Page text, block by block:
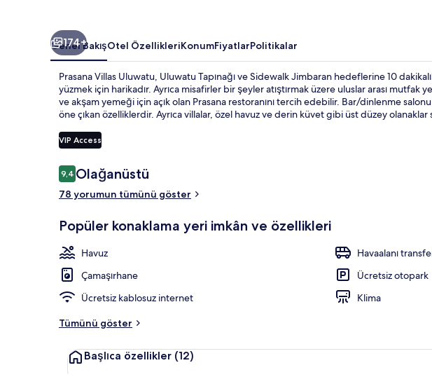
174+
Genel BakışOtel ÖzellikleriKonumFiyatlarPolitikalar
Prasana Villas Uluwatu, Uluwatu Tapınağı ve Sidewalk Jimbaran hedeflerine 10
yüzmek için harikadır. Ayrıca misafirler bir şeyler atıştırmak üzere uluslar arası mutfak
ve akşam yemeği için açık olan Prasana restoranını tercih edebilir. Bar/dinlenme
öne çıkan özelliklerdir. Ayrıca villalar, özel havuz ve derin küvet gibi üst düzey olanaklar
VIP Access
Yorumlar
9,49,4/10
Olağanüstü
78 yorumun tümünü göster
Popüler konaklama yeri imkân ve özellikleri
Havuz
Havaalanı
Çamaşırhane
Ücretsiz otopark
Ücretsiz kablosuz internet
Klima
Tümünü göster
Başlıca özellikler (12)